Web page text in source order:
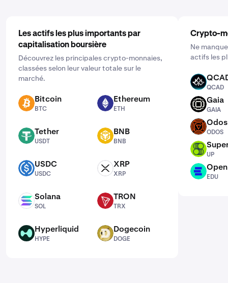
Les actifs les plus importants par
capitalisation boursière
Découvrez les principales crypto-monnaies,
classées selon leur valeur totale sur le
marché.
BTC Bitcoin
BTC
ETH Ethereum
ETH
USDT Tether
USDT
BNB BNB
BNB
USDC USDC
USDC
XRP XRP
XRP
SOL Solana
SOL
TRX TRON
TRX
HYPE Hyperliquid
HYPE
DOGE Dogecoin
DOGE
Crypto-
Ne
actifs les
QCAD
QCAD
Gaia
GAIA
ODOS
ODOS
UP
UP
EDU
EDU